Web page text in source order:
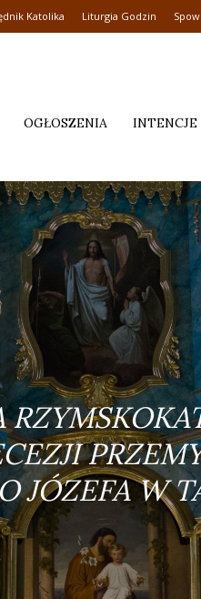
Katolika Liturgia Godzin
OGŁOSZENIA INTENCJE
JÓZEFA W